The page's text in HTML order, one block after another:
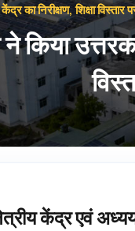
का निरीक्षण, शिक्षा विस्तार
किया
केंद्र एवं